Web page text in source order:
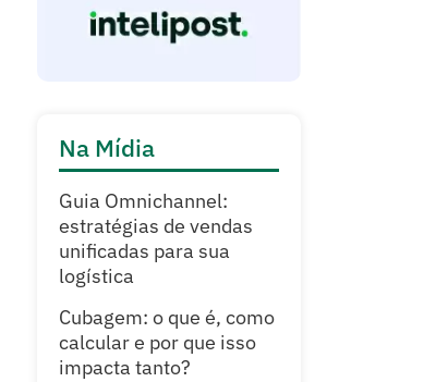
Na Mídia
Guia Omnichannel:
estratégias de vendas
unificadas para sua
logística
Cubagem: o que é, como
calcular e por que isso
impacta tanto?